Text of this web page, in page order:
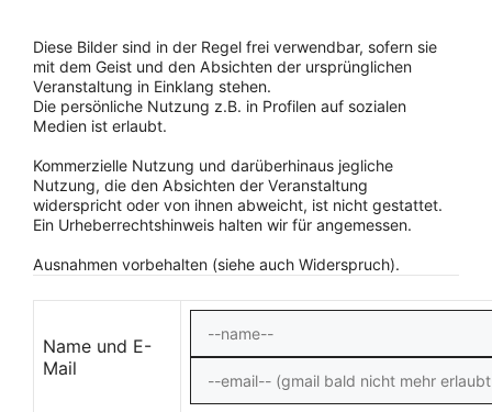
Diese Bilder sind in der Regel frei verwendbar, sofern sie
mit dem Geist und den Absichten der ursprünglichen
Veranstaltung in Einklang stehen.
Die persönliche Nutzung z.B. in Profilen auf sozialen
Medien ist erlaubt.
Kommerzielle Nutzung und darüberhinaus jegliche
Nutzung, die den Absichten der Veranstaltung
widerspricht oder von ihnen abweicht, ist nicht gestattet.
Ein Urheberrechtshinweis halten wir für angemessen.
Ausnahmen vorbehalten (siehe auch Widerspruch).
Name und E-
Mail